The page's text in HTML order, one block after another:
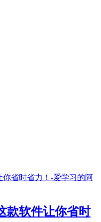
款软件让你省时